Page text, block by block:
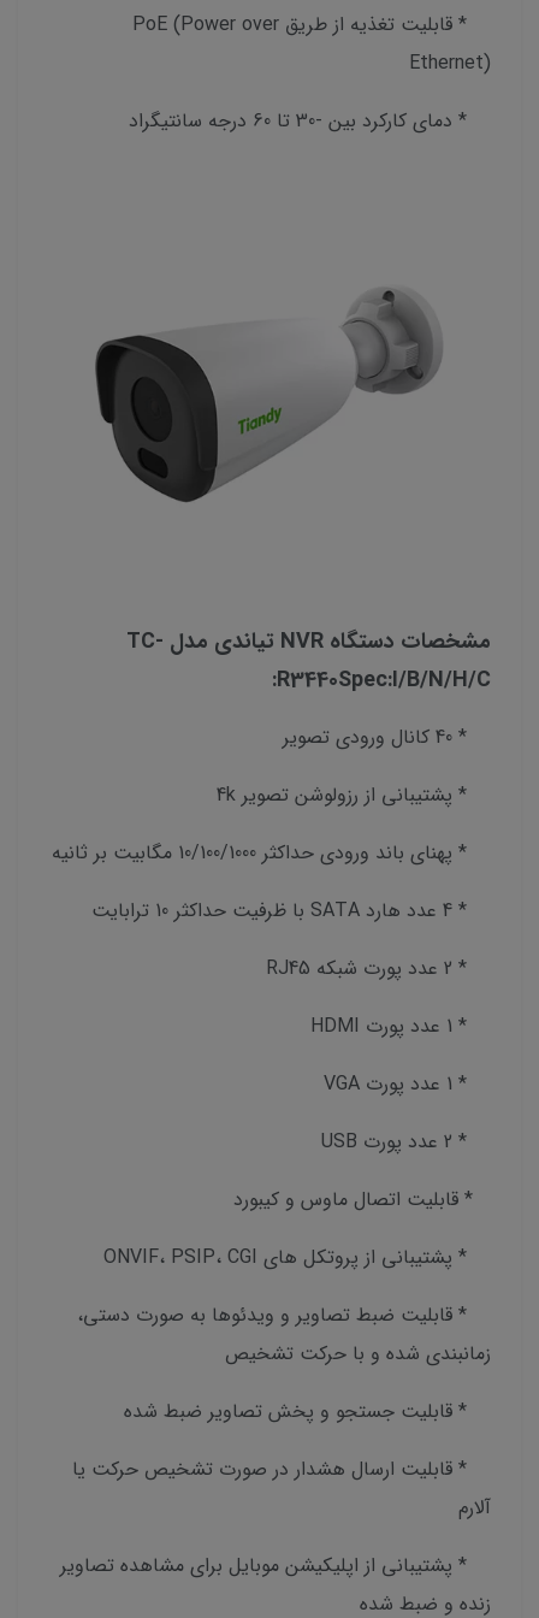
* قابلیت تغذیه از طریق PoE (Power over
Ethernet)
* دمای کارکرد بین -30 تا 60 درجه سانتیگراد
مشخصات دستگاه NVR تیاندی مدل TC-
R3440Spec:I/B/N/H/C:
* 40 کانال ورودی تصویر
* پشتیبانی از رزولوشن تصویر 4k
* پهنای باند ورودی حداکثر 10/100/1000 مگابیت بر ثانیه
* 4 عدد هارد SATA با ظرفیت حداکثر 10 ترابایت
* 2 عدد پورت شبکه RJ45
* 1 عدد پورت HDMI
* 1 عدد پورت VGA
* 2 عدد پورت USB
* قابلیت اتصال ماوس و کیبورد
* پشتیبانی از پروتکل های ONVIF، PSIP، CGI
* قابلیت ضبط تصاویر و ویدئوها به صورت دستی،
زمانبندی شده و با حرکت تشخیص
* قابلیت جستجو و پخش تصاویر ضبط شده
* قابلیت ارسال هشدار در صورت تشخیص حرکت یا
آلارم
* پشتیبانی از اپلیکیشن موبایل برای مشاهده تصاویر
زنده و ضبط شده